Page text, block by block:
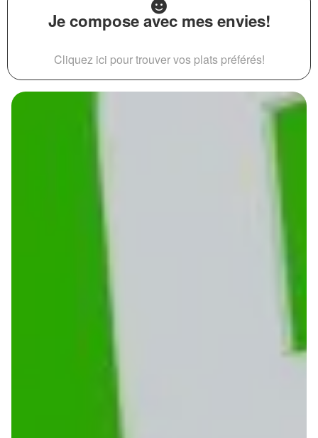
Je compose avec mes envies!
Cliquez ici pour trouver vos plats préférés!